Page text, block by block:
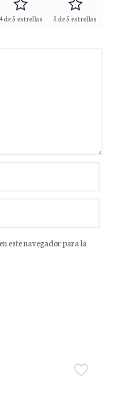
4 de 5 estrellas 5 de 5 estrellas
este navegador para la